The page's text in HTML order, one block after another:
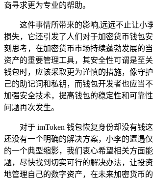
商寻求更为专业的帮助。
这件事情所带来的影响,远远不止让小
损失，它还引发了人们对于加密货币钱包
刻思考，在加密货币市场持续蓬勃发展的
资产的重要管理工具，其安全性可谓是至
钱包时，应该采取更为谨慎的措施，像守
己的助记词和私钥，而钱包开发者也应当
加强安全技术，提高钱包的稳定性和可靠
问题再次发生。
对于 imToken 钱包恢复身份却没有钱
还没有一个明确的解决方案，小李的遭遇
的一个典型缩影，我们衷心希望相关方面
题，尽快找到切实可行的解决办法，让投
地管理自己的数字资产，在未来加密货币